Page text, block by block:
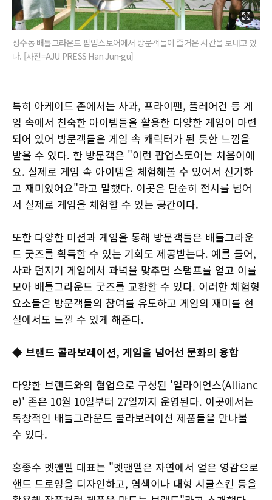
성수동 배틀그라운드 팝업스토어에서 방문객들이 즐거운 시간을 보내고 있
다. [사진=AJU PRESS Han Jun-gu]
특히 아케이드 존에서는 사과, 프라이팬, 플레어건 등 게
임 속에서 친숙한 아이템들을 활용한 다양한 게임이 마련
되어 있어 방문객들은 게임 속 캐릭터가 된 듯한 느낌을
받을 수 있다. 한 방문객은 "이런 팝업스토어는 처음이에
요. 실제로 게임 속 아이템을 체험해볼 수 있어서 신기하
고 재미있어요"라고 말했다. 이곳은 단순히 전시를 넘어
서 실제로 게임을 체험할 수 있는 공간이다.
또한 다양한 미션과 게임을 통해 방문객들은 배틀그라운
드 굿즈를 획득할 수 있는 기회도 제공받는다. 예를 들어,
사과 던지기 게임에서 과녁을 맞추면 스탬프를 얻고 이를
모아 배틀그라운드 굿즈를 교환할 수 있다. 이러한 체험형
요소들은 방문객들의 참여를 유도하고 게임의 재미를 현
실에서도 느낄 수 있게 해준다.
◆ 브랜드 콜라보레이션, 게임을 넘어선 문화의 융합
다양한 브랜드와의 협업으로 구성된 '얼라이언스(Allianc
e)' 존은 10월 10일부터 27일까지 운영된다. 이곳에서는
독창적인 배틀그라운드 콜라보레이션 제품들을 만나볼
수 있다.
홍종수 멧앤멜 대표는 "멧앤멜은 자연에서 얻은 영감으로
핸드 드로잉을 디자인하고, 염색이나 대형 시글스킨 등을